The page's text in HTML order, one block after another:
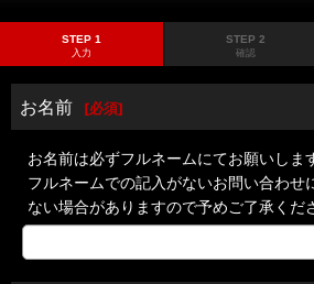
STEP 1
入力
STEP 2
確認
お名前 [必須]
お名前は必ずフルネームにてお願いしま
フルネームでの記入がないお問い合わせ
ない場合がありますので予めご了承くだ